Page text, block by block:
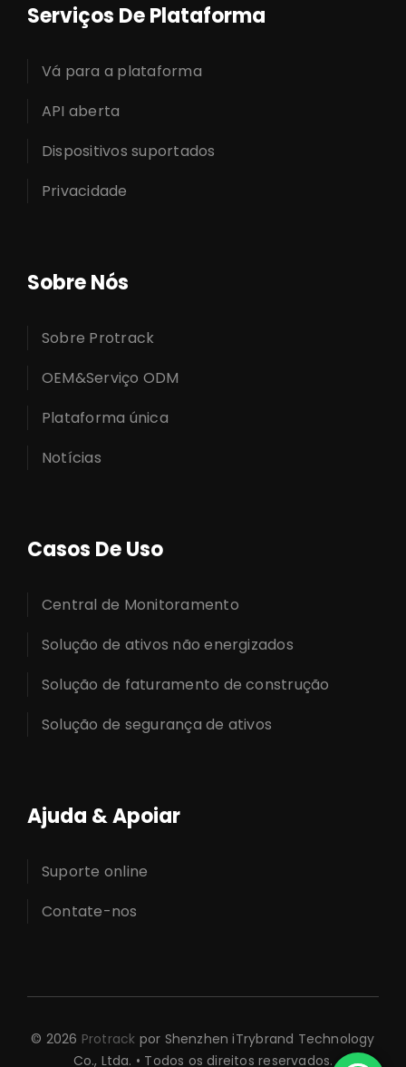
Serviços De Plataforma
Vá para a plataforma
API aberta
Dispositivos suportados
Privacidade
Sobre Nós
Sobre Protrack
OEM&Serviço ODM
Plataforma única
Notícias
Casos De Uso
Central de Monitoramento
Solução de ativos não energizados
Solução de faturamento de construção
Solução de segurança de ativos
Ajuda & Apoiar
Suporte online
Contate-nos
© 2026 Protrack por Shenzhen iTrybrand Technology
Co., Ltda. • Todos os direitos reservados.